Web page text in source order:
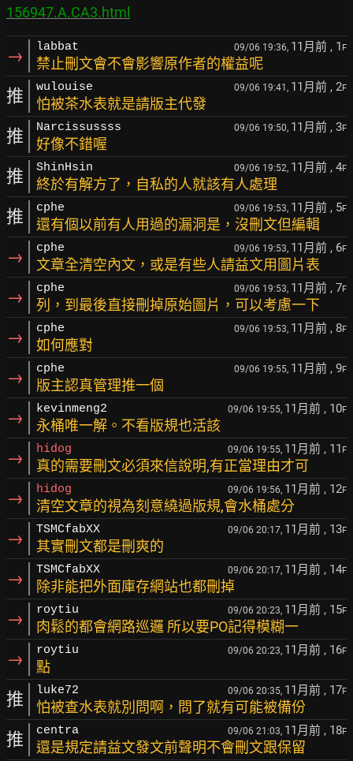
156947.A.CA3.html
→ labbat 09/06 19:36, 11月前 , 1 F
禁止刪文會不會影響原作者的權益呢
推 wulouise 09/06 19:41, 11月前 , 2F
怕被茶水表就是請版主代發
推 Narcissussss 09/06 19:50, 11月前 , 3F
好像不錯喔
推 ShinHsin 09/06 19:52, 11月前 , 4F
終於有解方了，自私的人就該有人處理
推 cphe 09/06 19:53, 11月前 , 5F
還有個以前有人用過的漏洞是，沒刪文但編輯
→ cphe 09/06 19:53, 11月前 , 6F
文章全清空內文，或是有些人請益文用圖片表
→ cphe 09/06 19:53, 11月前 , 7F
列，到最後直接刪掉原始圖片，可以考慮一下
→ cphe 09/06 19:53, 11月前 , 8F
如何應對
→ cphe 09/06 19:55, 11月前 , 9F
版主認真管理推一個
→ kevinmeng2 09/06 19:55, 11月前 , 10F
永桶唯一解。不看版規也活該
→ hidog 09/06 19:55, 11月前 , 11 F
真的需要刪文必須來信說明,有正當理由才可
→ hidog 09/06 19:56, 11月前 , 12F
清空文章的視為刻意繞過版規,會水桶處分
→ TSMCfabXX 09/06 20:17, 11月前 , 13F
其實刪文都是刪爽的
→ TSMCfabXX 09/06 20:17, 11月前 , 14F
除非能把外面庫存網站也都刪掉
→ roytiu 09/06 20:23, 11月前 , 15F
肉鬆的都會網路巡邏 所以要PO記得模糊一
→ roytiu 09/06 20:23, 11月前 , 16F
點
推 luke72 09/06 20:35, 11月前 , 17F
怕被查水表就別問啊，問了就有可能被備份
推 centra 09/06 21:03, 11月前 , 18F
還是規定請益文發文前聲明不會刪文跟保留